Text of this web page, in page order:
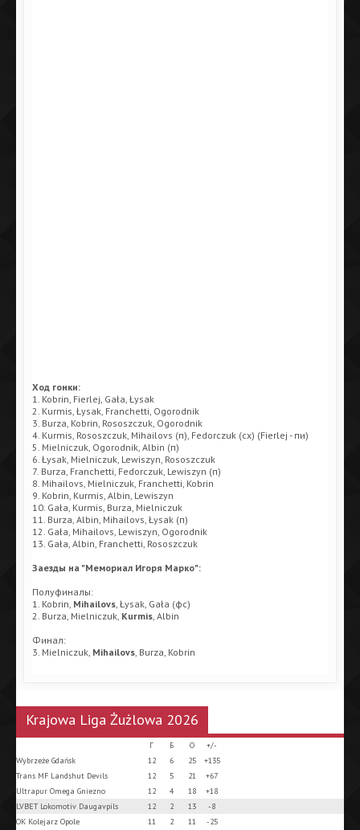
Ход гонки:
1. Kobrin, Fierlej, Gała, Łysak
2. Kurmis, Łysak, Franchetti, Ogorodnik
3. Burza, Kobrin, Rososzczuk, Ogorodnik
4. Kurmis, Rososzczuk, Mihailovs (п), Fedorczuk (сх) (Fierlej - пи)
5. Mielniczuk, Ogorodnik, Albin (п)
6. Łysak, Mielniczuk, Lewiszyn, Rososzczuk
7. Burza, Franchetti, Fedorczuk, Lewiszyn (п)
8. Mihailovs, Mielniczuk, Franchetti, Kobrin
9. Kobrin, Kurmis, Albin, Lewiszyn
10. Gała, Kurmis, Burza, Mielniczuk
11. Burza, Albin, Mihailovs, Łysak (п)
12. Gała, Mihailovs, Lewiszyn, Ogorodnik
13. Gała, Albin, Franchetti, Rososzczuk
Заезды на "Мемориал Игоря Марко":
Полуфиналы:
1. Kobrin, Mihailovs , Łysak, Gała (фс)
2. Burza, Mielniczuk, Kurmis , Albin
Финал:
3. Mielniczuk, Mihailovs , Burza, Kobrin
Krajowa Liga Żużlowa 2026
Г Б О
+/-
Wybrzeże Gdańsk
12 6 25
+135
Trans MF Landshut Devils
12 5 21
+67
Ultrapur Omega Gniezno
12 4 18
+18
LVBET Lokomotiv Daugavpils
12 2 13
-8
OK Kolejarz Opole
11 2 11
-25